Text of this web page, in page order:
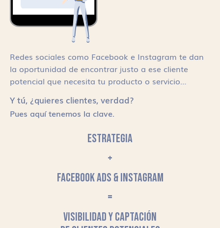
Redes sociales como Facebook e Instagram te dan
la oportunidad de encontrar justo a ese cliente
potencial que necesita tu producto o servicio…
Y tú, ¿quieres clientes, verdad?
Pues aquí tenemos la clave.
ESTRATEGIA
+
FACEBOOK ADS & INSTAGRAM
=
VISIBILIDAD Y CAPTACIÓN